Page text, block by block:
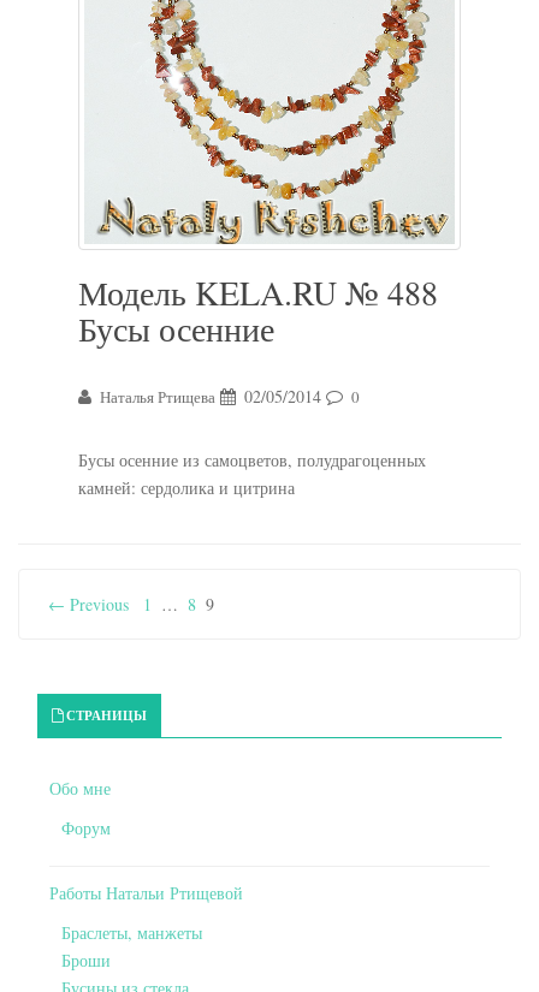
Модель KELA.RU № 488
Бусы осенние
Наталья Ртищева 02/05/2014 0
Бусы осенние из самоцветов, полудрагоценных
камней: сердолика и цитрина
← Previous 1 … 8 9
Primary Sidebar
СТРАНИЦЫ
Обо мне
Форум
Работы Натальи Ртищевой
Браслеты, манжеты
Броши